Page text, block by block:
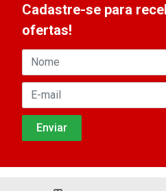
Cadastre-se para
ofertas!